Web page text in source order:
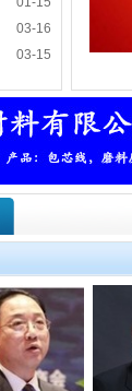
03-16
03-15